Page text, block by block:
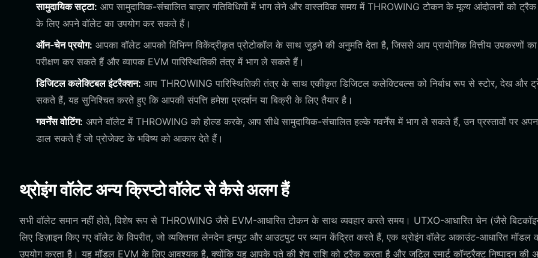
सामुदायिक सट्टा: आप सामुदायिक-संचालित बाज़ार गतिविधियों में भाग लेने और वास्तविक समय में THROWING टोकन के मूल्य आंदोलनों को
के लिए अपने वॉलेट का उपयोग कर सकते हैं।
ऑन-चेन प्रयोग: आपका वॉलेट आपको विभिन्न विकेंद्रीकृत प्रोटोकॉल के साथ जुड़ने की अनुमति देता है, जिससे आप प्रायोगिक वित्तीय उपकरणों का
परीक्षण कर सकते हैं और व्यापक EVM पारिस्थितिकी तंत्र में भाग ले सकते हैं।
डिजिटल कलेक्टिबल इंटरैक्शन: आप THROWING पारिस्थितिकी तंत्र के साथ एकीकृत डिजिटल कलेक्टिबल्स को निर्बाध रूप से स्टोर, देख और
सकते हैं, यह सुनिश्चित करते हुए कि आपकी संपत्ति हमेशा प्रदर्शन या बिक्री के लिए तैयार है।
गवर्नेंस वोटिंग: अपने वॉलेट में THROWING को होल्ड करके, आप सीधे सामुदायिक-संचालित हल्के गवर्नेंस में भाग ले सकते हैं, उन प्रस्तावों पर
डाल सकते हैं जो प्रोजेक्ट के भविष्य को आकार देते हैं।
थ्रोइंग वॉलेट अन्य क्रिप्टो वॉलेट से कैसे अलग हैं
सभी वॉलेट समान नहीं होते, विशेष रूप से THROWING जैसे EVM-आधारित टोकन के साथ व्यवहार करते समय। UTXO-आधारित चेन (जैसे
लिए डिज़ाइन किए गए वॉलेट के विपरीत, जो व्यक्तिगत लेनदेन इनपुट और आउटपुट पर ध्यान केंद्रित करते हैं, एक थ्रोइंग वॉलेट अकाउंट-आधारित मॉडल
उपयोग करता है। यह मॉडल EVM के लिए आवश्यक है, क्योंकि यह आपके पते की शेष राशि को ट्रैक करता है और जटिल स्मार्ट कॉन्ट्रैक्ट निष्पादन की